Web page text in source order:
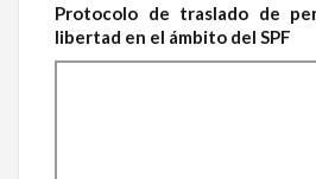
Protocolo de traslado de
libertad en el ámbito del SPF